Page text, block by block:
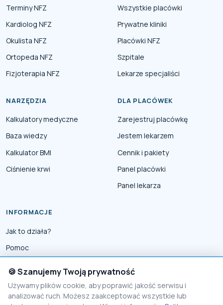
Terminy NFZ
Kardiolog NFZ
Okulista NFZ
Ortopeda NFZ
Fizjoterapia NFZ
Wszystkie placówki
Prywatne kliniki
Placówki NFZ
Szpitale
Lekarze specjaliści
NARZĘDZIA
Kalkulatory medyczne
Baza wiedzy
Kalkulator BMI
Ciśnienie krwi
DLA PLACÓWEK
Zarejestruj placówkę
Jestem lekarzem
Cennik i pakiety
Panel placówki
Panel lekarza
INFORMACJE
Jak to działa?
Pomoc
Reklama
Polityka prywatności
🍪 Szanujemy Twoją prywatność
Używamy plików cookie, aby poprawić jakość serwisu i
analizować ruch. Możesz zaakceptować wszystkie lub